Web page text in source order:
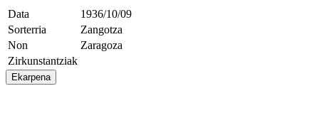
Data
1936/10/09
Sorterria
Zangotza
Non
Zaragoza
Zirkunstantziak